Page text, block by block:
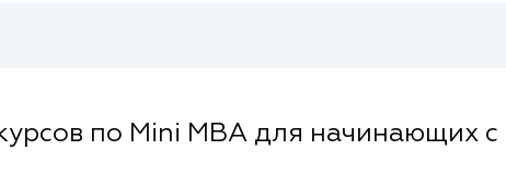
по Mini MBA для начинающих с